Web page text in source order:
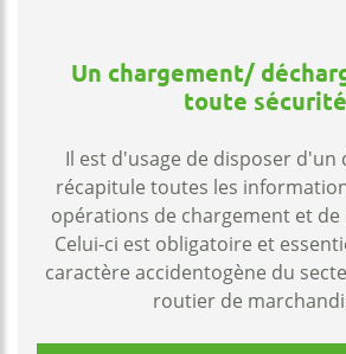
Un chargement/
toute sécurité
Il est d'usage de disposer d'un
récapitule toutes les
opérations de chargement et
Celui-ci est obligatoire et
caractère accidentogène du
routier de